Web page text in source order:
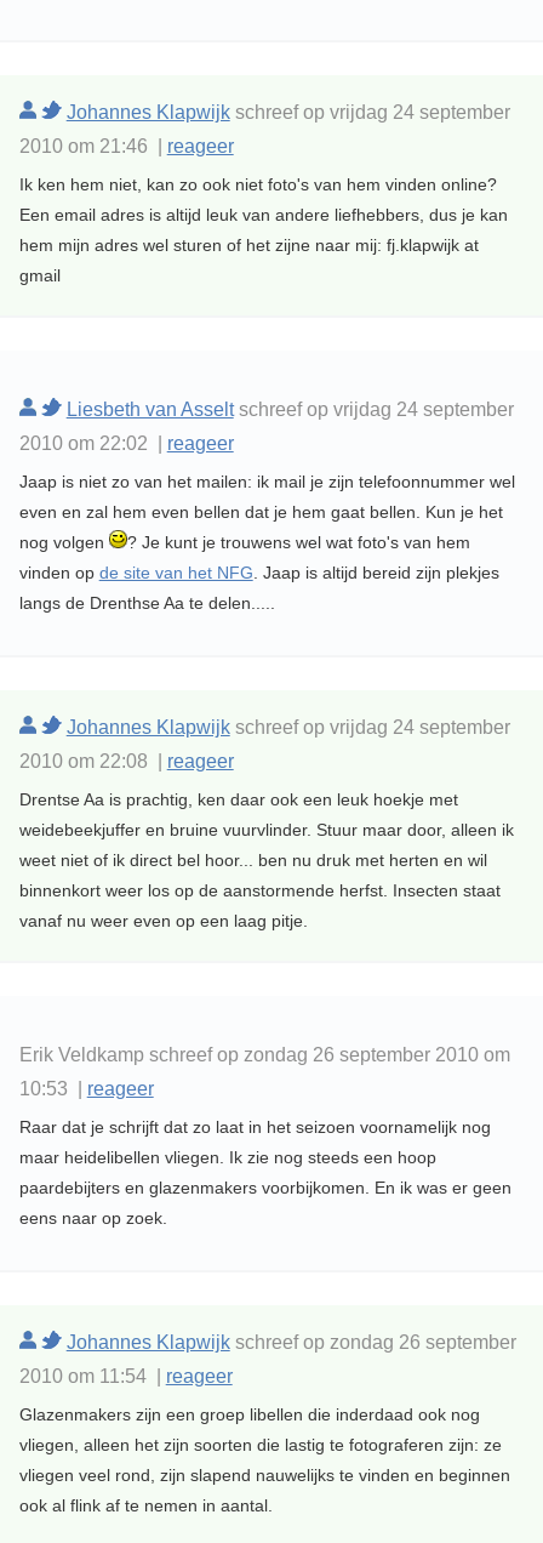
Johannes Klapwijkschreef op vrijdag 24 september
2010 om 21:46 | reageer
Ik ken hem niet, kan zo ook niet foto's van hem vinden online?
Een email adres is altijd leuk van andere liefhebbers, dus je kan
hem mijn adres wel sturen of het zijne naar mij: fj.klapwijk at
gmail
Liesbeth van Asseltschreef op vrijdag 24 september
2010 om 22:02 | reageer
Jaap is niet zo van het mailen: ik mail je zijn telefoonnummer wel
even en zal hem even bellen dat je hem gaat bellen. Kun je het
nog volgen
? Je kunt je trouwens wel wat foto's van hem
vinden op de site van het NFG . Jaap is altijd bereid zijn plekjes
langs de Drenthse Aa te delen.....
Johannes Klapwijkschreef op vrijdag 24 september
2010 om 22:08 | reageer
Drentse Aa is prachtig, ken daar ook een leuk hoekje met
weidebeekjuffer en bruine vuurvlinder. Stuur maar door, alleen ik
weet niet of ik direct bel hoor... ben nu druk met herten en wil
binnenkort weer los op de aanstormende herfst. Insecten staat
vanaf nu weer even op een laag pitje.
Erik Veldkamp schreef op zondag 26 september 2010 om
10:53 | reageer
Raar dat je schrijft dat zo laat in het seizoen voornamelijk nog
maar heidelibellen vliegen. Ik zie nog steeds een hoop
paardebijters en glazenmakers voorbijkomen. En ik was er geen
eens naar op zoek.
Johannes Klapwijkschreef op zondag 26 september
2010 om 11:54 | reageer
Glazenmakers zijn een groep libellen die inderdaad ook nog
vliegen, alleen het zijn soorten die lastig te fotograferen zijn: ze
vliegen veel rond, zijn slapend nauwelijks te vinden en beginnen
ook al flink af te nemen in aantal.